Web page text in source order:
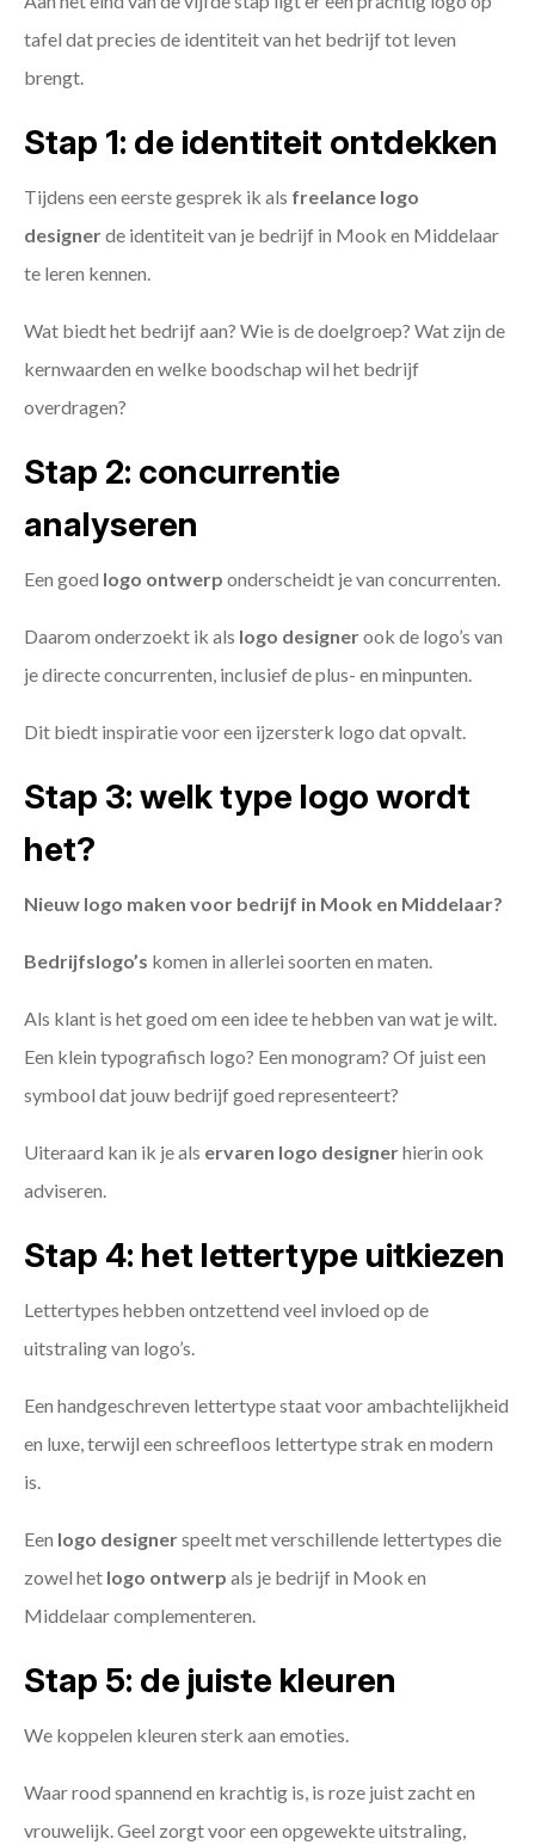
tafel dat precies de identiteit van het bedrijf tot leven
brengt.
Stap 1: de identiteit ontdekken
Tijdens een eerste gesprek ik als freelance logo
designerde identiteit van je bedrijf in Mook en Middelaar
te leren kennen.
Wat biedt het bedrijf aan? Wie is de doelgroep? Wat zijn de
kernwaarden en welke boodschap wil het bedrijf
overdragen?
Stap 2: concurrentie
analyseren
Een goed logo ontwerp onderscheidt je van concurrenten.
Daarom onderzoekt ik als logo designerook de logo’s van
je directe concurrenten, inclusief de plus- en minpunten.
Dit biedt inspiratie voor een ijzersterk logo dat opvalt.
Stap 3: welk type logo wordt
het?
Nieuw logo maken voor bedrijf in Mook en Middelaar?
Bedrijfslogo’s komen in allerlei soorten en maten.
Als klant is het goed om een idee te hebben van wat je wilt.
Een klein typografisch logo? Een monogram? Of juist een
symbool dat jouw bedrijf goed representeert?
Uiteraard kan ik je als ervaren logo designerhierin ook
adviseren.
Stap 4: het lettertype uitkiezen
Lettertypes hebben ontzettend veel invloed op de
uitstraling van logo’s.
Een handgeschreven lettertype staat voor ambachtelijkheid
en luxe, terwijl een schreefloos lettertype strak en modern
is.
Een logo designerspeelt met verschillende lettertypes die
zowel het logo ontwerp als je bedrijf in Mook en
Middelaar complementeren.
Stap 5: de juiste kleuren
We koppelen kleuren sterk aan emoties.
Waar rood spannend en krachtig is, is roze juist zacht en
vrouwelijk. Geel zorgt voor een opgewekte uitstraling,